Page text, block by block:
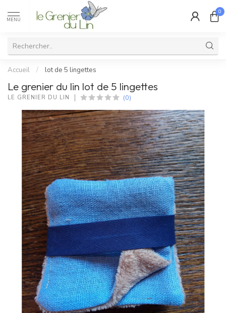
MENU
0
Accueil / lot de 5 lingettes
Le grenier du lin lot de 5 lingettes
LE GRENIER DU LIN (0)